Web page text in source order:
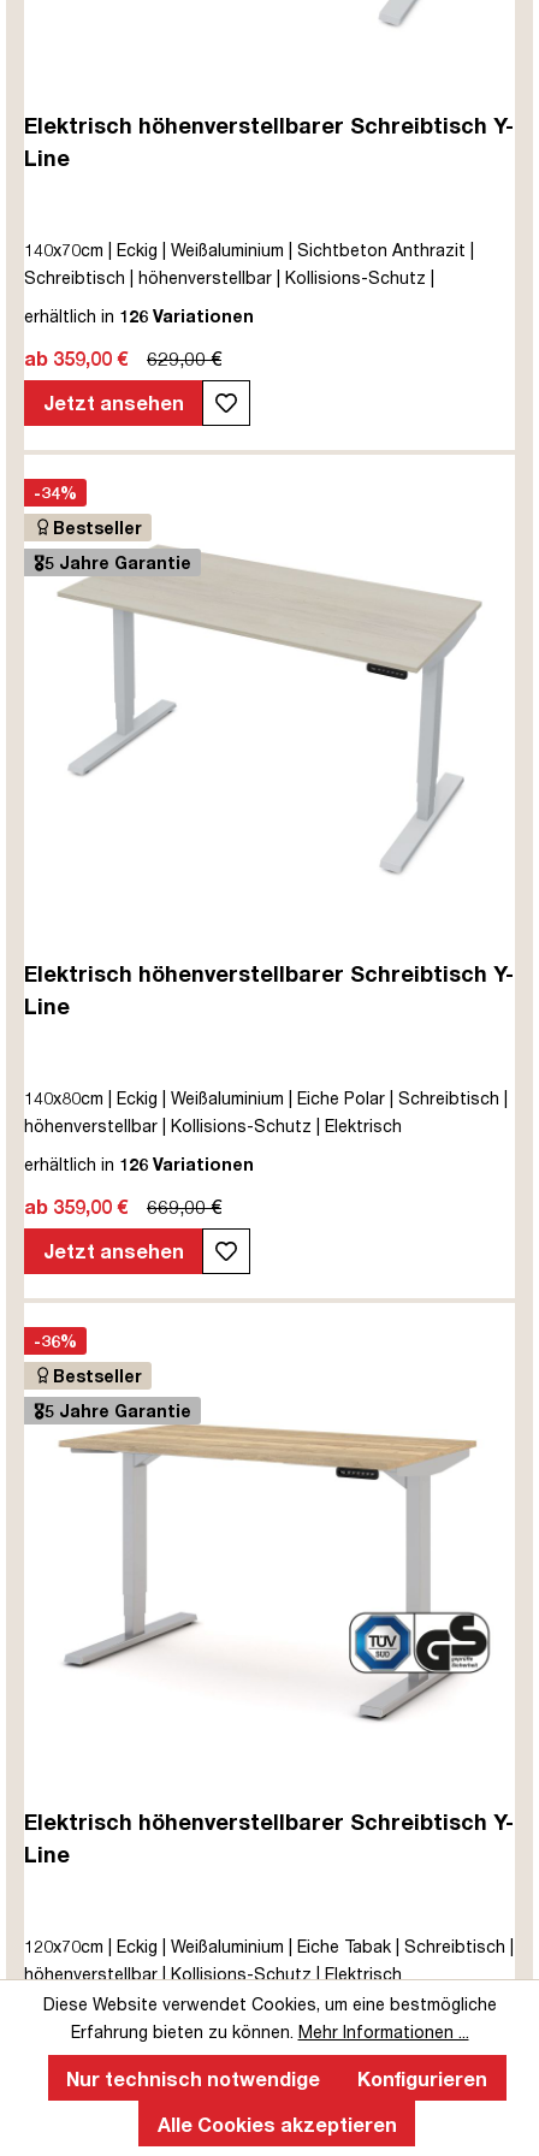
Elektrisch höhenverstellbarer Schreibtisch Y-
Line
140x70cm | Eckig | Weißaluminium | Sichtbeton Anthrazit |
Schreibtisch | höhenverstellbar | Kollisions-Schutz |
Elektrisch höhenverstellbar | Kindersicherung | Metall | Holz |
unmontiert | TÜV© mobiles Arbeiten | bis zu 80 kg | Y-Line |
erhältlich in 126 Variationen
ab 359,00 €
629,00 €
Jetzt ansehen
-34%
Bestseller
🎖️5 Jahre Garantie
Elektrisch höhenverstellbarer Schreibtisch Y-
Line
140x80cm | Eckig | Weißaluminium | Eiche Polar | Schreibtisch |
höhenverstellbar | Kollisions-Schutz | Elektrisch
höhenverstellbar | Kindersicherung | Metall | Holz |
unmontiert | TÜV© mobiles Arbeiten | bis zu 80 kg | Y-Line |
erhältlich in 126 Variationen
ab 359,00 €
669,00 €
Jetzt ansehen
-36%
Bestseller
🎖️5 Jahre Garantie
Elektrisch höhenverstellbarer Schreibtisch Y-
Line
120x70cm | Eckig | Weißaluminium | Eiche Tabak | Schreibtisch |
höhenverstellbar | Kollisions-Schutz | Elektrisch
höhenverstellbar | Kindersicherung | Metall | Holz |
Melaminoberfläche | Braun | Eiche Natura | 5 Jahre
Herstellergarantie | unmontiert | TÜV© mobiles Arbeiten | bis
zu 80 kg | Y-Line | Steckertyp C
erhältlich in126 Variationen
ab 359,00 €
589,00 €
Jetzt ansehen
Diese Website verwendet Cookies, um eine bestmögliche
Erfahrung bieten zu können. Mehr Informationen ...
Nur technisch notwendige
Konfigurieren
Alle Cookies akzeptieren